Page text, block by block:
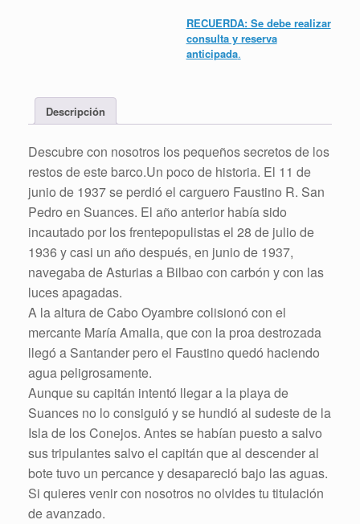
RECUERDA: Se debe realizar
consulta y reserva
anticipada.
Descripción
Descubre con nosotros los pequeños secretos de los
restos de este barco.Un poco de historia. El 11 de
junio de 1937 se perdió el carguero Faustino R. San
Pedro en Suances. El año anterior había sido
incautado por los frentepopulistas el 28 de julio de
1936 y casi un año después, en junio de 1937,
navegaba de Asturias a Bilbao con carbón y con las
luces apagadas.
A la altura de Cabo Oyambre colisionó con el
mercante María Amalia, que con la proa destrozada
llegó a Santander pero el Faustino quedó haciendo
agua peligrosamente.
Aunque su capitán intentó llegar a la playa de
Suances no lo consiguió y se hundió al sudeste de la
Isla de los Conejos. Antes se habían puesto a salvo
sus tripulantes salvo el capitán que al descender al
bote tuvo un percance y desapareció bajo las aguas.
Si quieres venir con nosotros no olvides tu titulación
de avanzado.